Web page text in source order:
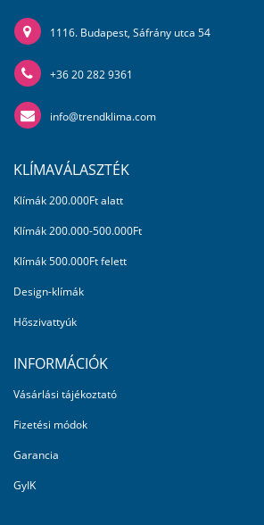
1116. Budapest, Sáfrány utca 54
+36 20 282 9361
info@trendklima.com
KLÍMAVÁLASZTÉK
Klímák 200.000Ft alatt
Klímák 200.000-500.000Ft
Klímák 500.000Ft felett
Design-klímák
Hőszivattyúk
INFORMÁCIÓK
Vásárlási tájékoztató
Fizetési módok
Garancia
GyIK